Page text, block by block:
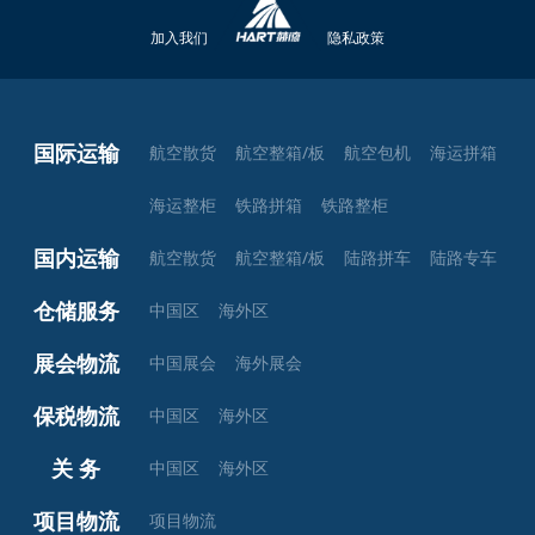
加入我们 隐私政策
国际运输 航空散货 航空整箱/板 航空包机 海运拼箱
海运整柜 铁路拼箱 铁路整柜
国内运输 航空散货 航空整箱/板 陆路拼车 陆路专车
仓储服务 中国区 海外区
展会物流 中国展会 海外展会
保税物流 中国区 海外区
关 务 中国区 海外区
项目物流 项目物流